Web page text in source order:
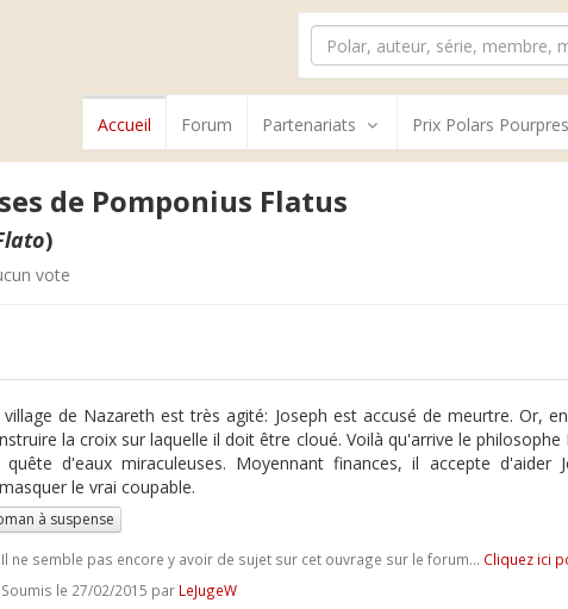
Accueil Forum Partenariats Prix Polars Pourpres
de Pomponius Flatus
)
vote
village de Nazareth est très agité: Joseph est accusé de meurtre. Or,
la croix sur laquelle il doit être cloué. Voilà qu'arrive le
quête d'eaux miraculeuses. Moyennant finances, il accepte d'aider
le vrai coupable.
à suspense
Il ne semble pas encore y avoir de sujet sur cet ouvrage sur le forum... Cliquez ici
Soumis le 27/02/2015 par LeJugeW